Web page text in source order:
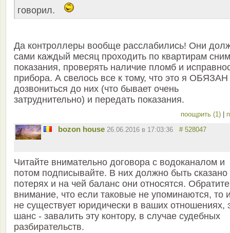
говорил.
Да контроллеры вообще расслабились! Они
сами каждый месяц проходить по квартирам
показания, проверять наличие пломб и
прибора. А свелось все к тому, что это я ОБЯЗАН
дозвониться до них (что бывает очень
затруднительно) и передать показания.
поощрить (1)
bozon house 26.06.2016 в 17:03:36 # 528047
Читайте внимательно договора с водоканалом и
потом подписывайте. В них должно быть сказано
потерях и на чей баланс они относятся. Обратите
внимание, что если таковые не упоминаются, то
не существует юридически в ваших отношениях,
шанс - завалить эту контору, в случае судебных
разбирательств.